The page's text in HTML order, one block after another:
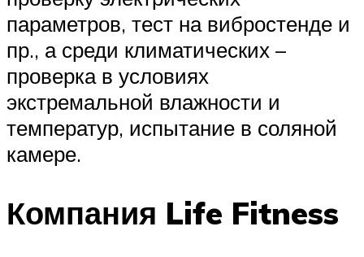
параметров, тест на вибростенде и
пр., а среди климатических –
проверка в условиях
экстремальной влажности и
температур, испытание в соляной
камере.
Компания Life Fitness